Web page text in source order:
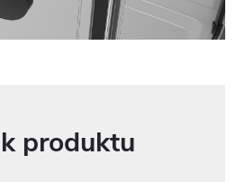
produktu